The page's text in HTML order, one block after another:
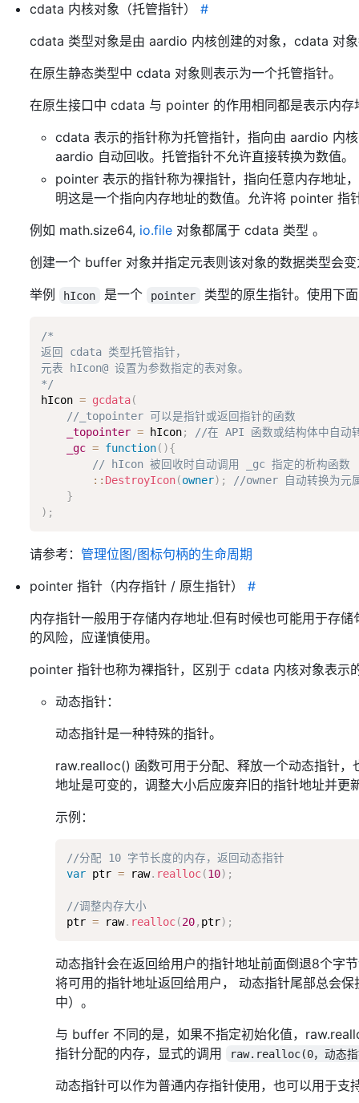
cdata 内核对象（托管指针） #
cdata 类型对象是由 aardio 内核创建的对象，cdata 对
在原生静态类型中 cdata 对象则表示为一个托管指针。
在原生接口中 cdata 与 pointer 的作用相同都是表示内
cdata 表示的指针称为托管指针，指向由 aardio 内
aardio 自动回收。托管指针不允许直接转换为数值。
pointer 表示的指针称为祼指针，指向任意内存地址
明这是一个指向内存地址的数值。允许将 pointer 指
例如 math.size64, io.file 对象都属于 cdata 类型 。
创建一个 buffer 对象并指定元表则该对象的数据类型会
举例
hIcon 是一个 pointer 类型的原生指针。使用下
/*
返回 cdata 类型托管指针，
元表 hIcon@ 设置为参数指定的表对象。
*/
hIcon = gcdata(
//_topointer 可以是指针或返回指针的函数
_topointer = hIcon;
//在 API 函数或结构体中自动
_gc = function( ){
// hIcon 被回收时自动调用 _gc 指定的析构函数
: : DestroyIcon(owner) ;
//owner 自动转换为
}
) ;
请参考： 管理位图/图标句柄的生命周期
pointer 指针（内存指针 / 原生指针） #
内存指针一般用于存储内存地址.但有时候也可能用于存
的风险，应谨慎使用。
pointer 指针也称为裸指针，区别于 cdata 内核对象表示
动态指针：
动态指针是一种特殊的指针。
raw.realloc() 函数可用于分配、释放一个动态指针
地址是可变的，调整大小后应废弃旧的指针地址并
示例：
//分配 10 字节长度的内存，返回动态指针
var ptr = raw. realloc(10) ;
//调整内存大小
ptr = raw. realloc(20, ptr) ;
动态指针会在返回给用户的指针地址前面倒退8个字
将可用的指针地址返回给用户， 动态指针尾部总会
中）。
与 buffer 不同的是，如果不指定初始化值，
指针分配的内存，显式的调用
raw.realloc(0，动态
动态指针可以作为普通内存指针使用，也可以用于